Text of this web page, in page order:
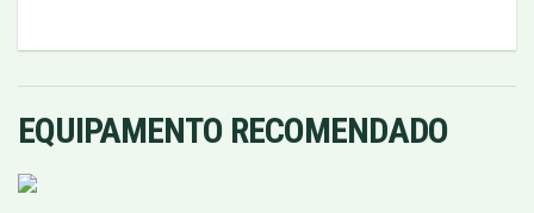
EQUIPAMENTO RECOMENDADO